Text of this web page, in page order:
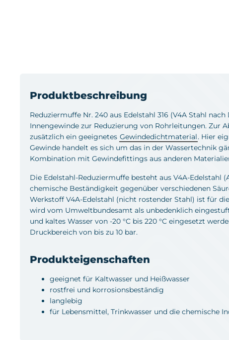
Produktbeschreibung
Reduziermuffe Nr. 240 aus Edelstahl 316 (V4A Stahl
Innengewinde zur Reduzierung von Rohrleitungen. Zur
zusätzlich ein geeignetes Gewindedichtmaterial. Hier
Gewinde handelt es sich um das in der Wassertechnik
Kombination mit Gewindefittings aus anderen
Die Edelstahl-Reduziermuffe besteht aus V4A-Edelstahl
chemische Beständigkeit gegenüber verschiedenen
Werkstoff V4A-Edelstahl (nicht rostender Stahl) ist für
wird vom Umweltbundesamt als unbedenklich
und kaltes Wasser von -20 °C bis 220 °C eingesetzt
Druckbereich von bis zu 10 bar.
Produkteigenschaften
geeignet für Kaltwasser und Heißwasser
rostfrei und korrosionsbeständig
langlebig
für Lebensmittel, Trinkwasser und die chemische